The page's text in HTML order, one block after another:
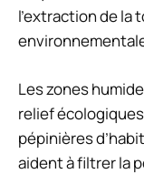
l’extraction de la
Les zones
relief
pépinières
aident à filtrer la